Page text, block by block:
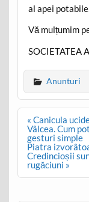
al apei
Vă mulțumim
SOCIETATEA
Anunturi
Post
navigation
« Canicula
Vâlcea. Cum
gesturi simple
Piatra
Credincioșii
rugăciuni »